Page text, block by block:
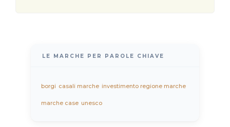
LE MARCHE PER PAROLE CHIAVE
borgi casali marche investimento regione marche
marche case unesco